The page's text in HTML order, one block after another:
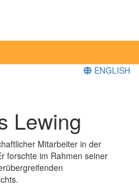
ENGLISH
Lewing
Mitarbeiter in der
forschte im Rahmen seiner